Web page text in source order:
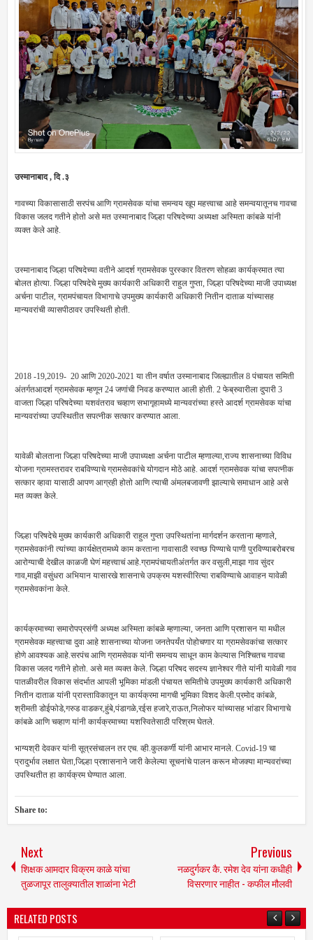
उस्मानाबाद , दि .३
गावच्या विकासासाठी सरपंच आणि ग्रामसेवक यांचा समन्वय खूप महत्त्वाचा आहे समन्वयातूनच गावचा
विकास जलद गतीने होतो असे मत उस्मानाबाद जिल्हा परिषदेच्या अध्यक्षा अस्मिता कांबळे यांनी
व्यक्त केले आहे.
उस्मानाबाद जिल्हा परिषदेच्या वतीने आदर्श ग्रामसेवक पुरस्कार वितरण सोहळा कार्यक्रमात त्या
बोलत होत्या. जिल्हा परिषदेचे मुख्य कार्यकारी अधिकारी राहुल गुप्ता, जिल्हा परिषदेच्या माजी उपाध्यक्ष
अर्चना पाटील, ग्रामपंचायत विभागाचे उपमुख्य कार्यकारी अधिकारी नितीन दाताळ यांच्यासह
मान्यवरांची व्यासपीठावर उपस्थिती होती.
2018 -19,2019- 20 आणि 2020-2021 या तीन वर्षात उस्मानाबाद जिल्ह्यातील 8 पंचायत समिती
अंतर्गतआदर्श ग्रामसेवक म्हणून 24 जणांची निवड करण्यात आली होती. 2 फेब्रुवारीला दुपारी 3
वाजता जिल्हा परिषदेच्या यशवंतराव चव्हाण सभागृहामध्ये मान्यवरांच्या हस्ते आदर्श ग्रामसेवक यांचा
मान्यवरांच्या उपस्थितीत सपत्नीक सत्कार करण्यात आला.
यावेळी बोलताना जिल्हा परिषदेच्या माजी उपाध्यक्षा अर्चना पाटील म्हणाल्या,राज्य शासनाच्या विविध
योजना ग्रामस्तरावर राबविण्याचे ग्रामसेवकांचे योगदान मोठे आहे. आदर्श ग्रामसेवक यांचा सपत्नीक
सत्कार व्हावा यासाठी आपण आग्रही होतो आणि त्याची अंमलबजावणी झाल्याचे समाधान आहे असे
मत व्यक्त केले.
जिल्हा परिषदेचे मुख्य कार्यकारी अधिकारी राहुल गुप्ता उपस्थितांना मार्गदर्शन करताना म्हणाले,
ग्रामसेवकांनी त्यांच्या कार्यक्षेत्रामध्ये काम करताना गावासाठी स्वच्छ पिण्याचे पाणी पुरविण्याबरोबरच
आरोग्याची देखील काळजी घेणं महत्त्वाचं आहे.ग्रामपंचायतीअंतर्गत कर वसुली,माझा गाव सुंदर
गाव,माझी वसुंधरा अभियान यासारखे शासनाचे उपक्रम यशस्वीरित्या राबविण्याचे आवाहन यावेळी
ग्रामसेवकांना केले.
कार्यक्रमाच्या समारोपप्रसंगी अध्यक्ष अस्मिता कांबळे म्हणाल्या, जनता आणि प्रशासन या मधील
ग्रामसेवक महत्त्वाचा दुवा आहे शासनाच्या योजना जनतेपर्यंत पोहोचणार या ग्रामसेवकांचा सत्कार
होणे आवश्यक आहे.सरपंच आणि ग्रामसेवक यांनी समन्वय साधून काम केल्यास निश्चितच गावचा
विकास जलद गतीने होतो. असे मत व्यक्त केले. जिल्हा परिषद सदस्य ज्ञानेश्वर गीते यांनी यावेळी गाव
पातळीवरील विकास संदर्भात आपली भूमिका मांडली पंचायत समितीचे उपमुख्य कार्यकारी अधिकारी
नितीन दाताळ यांनी प्रास्ताविकातून या कार्यक्रमा मागची भूमिका विशद केली.प्रमोद कांबळे,
श्रीमती डोईफोडे,गरुड वाडकर,हुंबे,पंडागळे,रईस हजारे,राऊत,निलोफर यांच्यासह भांडार विभागाचे
कांबळे आणि चव्हाण यांनी कार्यक्रमाच्या यशस्वितेसाठी परिश्रम घेतले.
भाग्यश्री देवकर यांनी सूत्रसंचालन तर एच. व्ही.कुलकर्णी यांनी आभार मानले. Covid-19 चा
प्रादुर्भाव लक्षात घेता,जिल्हा प्रशासनाने जारी केलेल्या सूचनांचे पालन करून मोजक्या मान्यवरांच्या
उपस्थितीत हा कार्यक्रम घेण्यात आला.
Share to:
Next
शिक्षक आमदार विक्रम काळे यांचा
तुळजापूर तालुक्यातील शाळांना भेटी
Previous
नळदुर्गकर कै. रमेश देव यांना कधीही
विसरणार नाहीत - कफील मौलवी
RELATED POSTS